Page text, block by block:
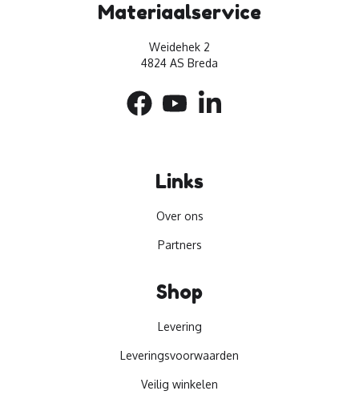
Materiaalservice
Weidehek 2
4824 AS Breda
Links
Over ons
Partners
Shop
Levering
Leveringsvoorwaarden
Veilig winkelen